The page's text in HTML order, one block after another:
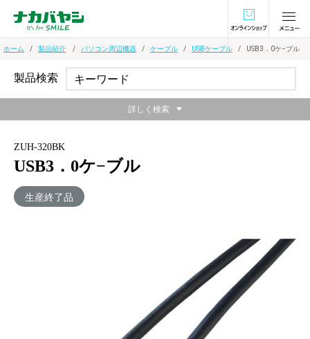
オンラインショ
ホーム 製品紹介 パソコン周辺機器 ケーブル USBケーブル USB3．0ケ−ブル
ZUH-320BK
USB3．0ケ−ブル
生産終了品
USB3.0規格に対応したUSBケーブル。
製品検索
詳しく検索